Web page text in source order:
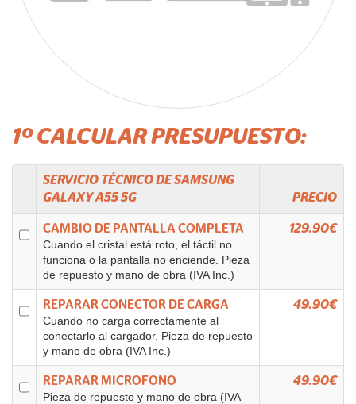
1º CALCULAR PRESUPUESTO:
SERVICIO TÉCNICO DESAMSUNG
GALAXY A55 5G
PRECIO
CAMBIO DE PANTALLA COMPLETA
Cuando el cristal está roto, el táctil no
funciona o la pantalla no enciende. Pieza
de repuesto y mano de obra (IVA Inc.)
129.90€
REPARAR CONECTOR DE CARGA
Cuando no carga correctamente al
conectarlo al cargador. Pieza de repuesto
y mano de obra (IVA Inc.)
49.90€
REPARAR MICROFONO
Pieza de repuesto y mano de obra (IVA
49.90€